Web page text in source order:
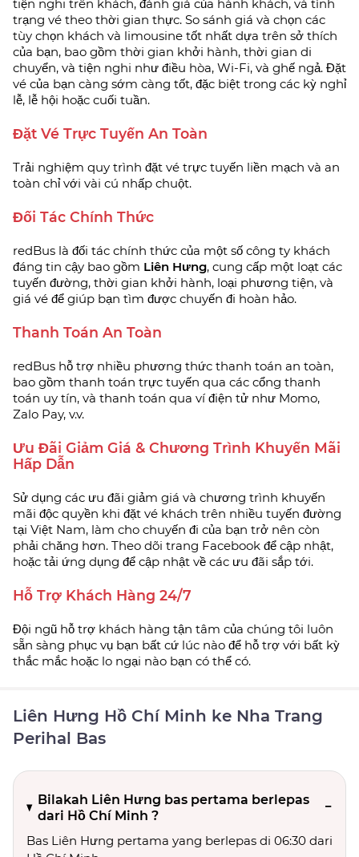
tiện nghi trên khách, đánh giá của hành khách, và tình
trạng vé theo thời gian thực. So sánh giá và chọn các
tùy chọn khách và limousine tốt nhất dựa trên sở thích
của bạn, bao gồm thời gian khởi hành, thời gian di
chuyển, và tiện nghi như điều hòa, Wi-Fi, và ghế ngả. Đặt
vé của bạn càng sớm càng tốt, đặc biệt trong các kỳ nghỉ
lễ, lễ hội hoặc cuối tuần.
Đặt Vé Trực Tuyến An Toàn
Trải nghiệm quy trình đặt vé trực tuyến liền mạch và an
toàn chỉ với vài cú nhấp chuột.
Đối Tác Chính Thức
redBus là đối tác chính thức của một số công ty khách
đáng tin cậy bao gồm Liên Hưng, cung cấp một loạt các
tuyến đường, thời gian khởi hành, loại phương tiện, và
giá vé để giúp bạn tìm được chuyến đi hoàn hảo.
Thanh Toán An Toàn
redBus hỗ trợ nhiều phương thức thanh toán an toàn,
bao gồm thanh toán trực tuyến qua các cổng thanh
toán uy tín, và thanh toán qua ví điện tử như Momo,
Zalo Pay, v.v.
Ưu Đãi Giảm Giá & Chương Trình Khuyến Mãi
Hấp Dẫn
Sử dụng các ưu đãi giảm giá và chương trình khuyến
mãi độc quyền khi đặt vé khách trên nhiều tuyến đường
tại Việt Nam, làm cho chuyến đi của bạn trở nên còn
phải chăng hơn. Theo dõi trang Facebook để cập nhật,
hoặc tải ứng dụng để cập nhật về các ưu đãi sắp tới.
Hỗ Trợ Khách Hàng 24/7
Đội ngũ hỗ trợ khách hàng tận tâm của chúng tôi luôn
sẵn sàng phục vụ bạn bất cứ lúc nào để hỗ trợ với bất kỳ
thắc mắc hoặc lo ngại nào bạn có thể có.
Liên Hưng Hồ Chí Minh ke Nha Trang
Perihal Bas
Bilakah Liên Hưng bas pertama berlepas
dari Hồ Chí Minh ?
Bas Liên Hưng pertama yang berlepas di 06:30 dari